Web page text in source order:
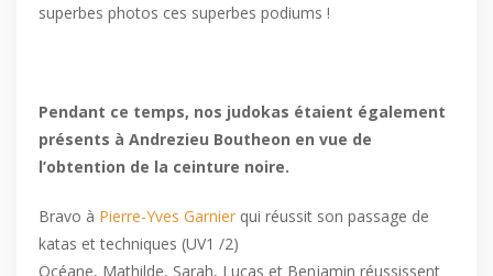
superbes photos ces superbes podiums !
Pendant ce temps, nos judokas étaient également
présents à Andrezieu Boutheon en vue de
l’obtention de la ceinture noire.
Bravo à Pierre-Yves Garnier qui réussit son passage de
katas et techniques (UV1 /2)
Océane, Mathilde, Sarah, Lucas et Benjamin réussissent